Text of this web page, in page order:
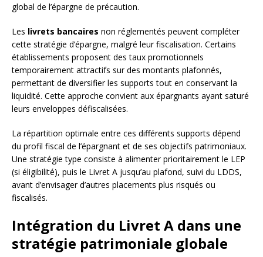
global de l’épargne de précaution.
Les livrets bancaires non réglementés peuvent compléter
cette stratégie d’épargne, malgré leur fiscalisation. Certains
établissements proposent des taux promotionnels
temporairement attractifs sur des montants plafonnés,
permettant de diversifier les supports tout en conservant la
liquidité. Cette approche convient aux épargnants ayant saturé
leurs enveloppes défiscalisées.
La répartition optimale entre ces différents supports dépend
du profil fiscal de l’épargnant et de ses objectifs patrimoniaux.
Une stratégie type consiste à alimenter prioritairement le LEP
(si éligibilité), puis le Livret A jusqu’au plafond, suivi du LDDS,
avant d’envisager d’autres placements plus risqués ou
fiscalisés.
Intégration du Livret A dans une
stratégie patrimoniale globale